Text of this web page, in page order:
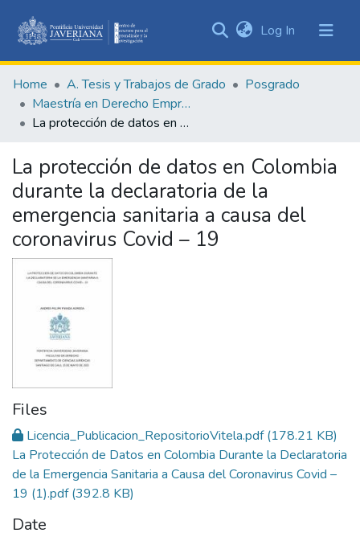
&
Collections
Statistics
Log In (current)
Home A. Tesis y Trabajos de Grado
Posgrado
Maestría en Derecho Empresarial
La protección de datos en Colombia durante la declaratoria de la emergencia sanitaria a causa del coronavirus Covid – 19
La protección de datos en Colombia
durante la declaratoria de la
emergencia sanitaria a causa del
coronavirus Covid – 19
Files
Licencia_Publicacion_RepositorioVitela.pdf(178.21 KB)
La Protección de Datos en Colombia Durante la Declaratoria
de la Emergencia Sanitaria a Causa del Coronavirus Covid –
19 (1).pdf(392.8 KB)
Date